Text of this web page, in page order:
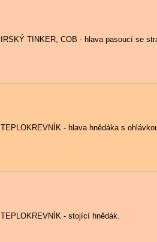
IRSKÝ TINKER, COB - hlava pasoucí se
TEPLOKREVNÍK - hlava hnědáka s
TEPLOKREVNÍK - stojící hnědák.